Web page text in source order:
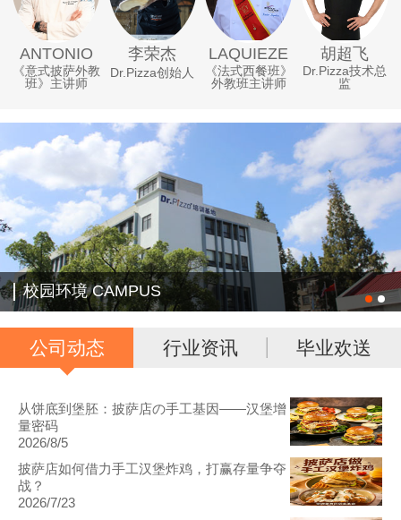
ANTONIO
《意式披萨外教
班》主讲师
李荣杰
Dr.Pizza创始人
LAQUIEZE
《法式西餐班》
外教班主讲师
胡超飞
Dr.Pizza技术总
监
校园环境 CAMPUS
公司动态 行业资讯 毕业欢送
从饼底到堡胚：披萨店の手工基因——汉堡增
量密码
2026/8/5
披萨店如何借力手工汉堡炸鸡，打赢存量争夺
战？
2026/7/23